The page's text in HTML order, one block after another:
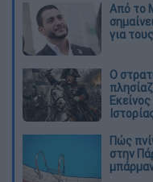
Από το
για
O
Πώς
στην